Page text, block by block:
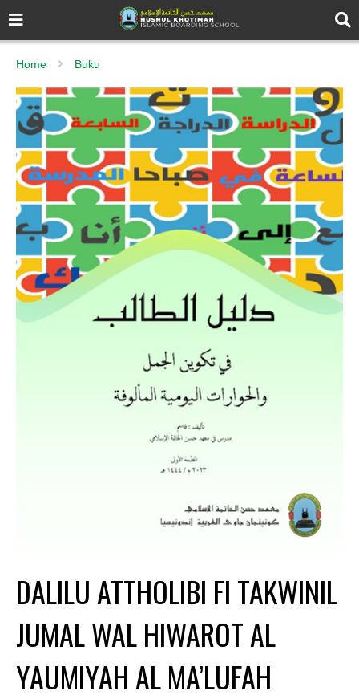
Home Buku
DALILU ATTHOLIBI FI TAKWINIL
JUMAL WAL HIWAROT AL
YAUMIYAH AL MA’LUFAH